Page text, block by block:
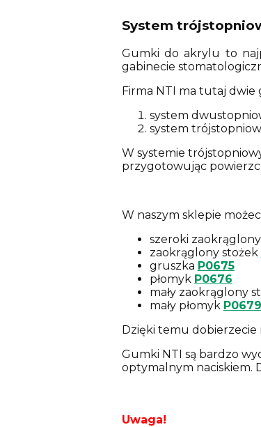
System
Gumki do akrylu to
gabinecie
Firma NTI ma tutaj
system
system
W systemie
przygotowując
W naszym sklepie
szeroki
zaokrąglony stożek
gruszka P0675
płomyk P0676
mały zaokrąglony
mały płomyk P0679
Dzięki temu dobierzecie
Gumki NTI są bardzo
optymalnym naciskiem.
Uwaga!